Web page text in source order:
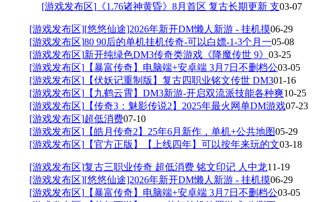
[游戏发布区] 《1.76诸神黄昏》8月首区 复古长期更新 支03-07
[游戏发布区][悠悠仙途]2026年新开DM懒人新游 - 挂机摸06-29
[游戏发布区]80 90后的单机挂机传奇-可以白嫖-1-3个月一05-08
[游戏发布区]新开纯绿色DM3传奇类游戏《降魔传世 9》 03-25
[游戏发布区] 【暴富传奇】电脑端+安卓端 3月7日不删档公03-05
[游戏发布区] 【伏妖记重制版】复古四职业铭文传世 DM301-16
[游戏发布区] 【九鹤云霄】DM3新游-开启双流派技能各种爽10-25
[游戏发布区] 【传奇3：魅影传说2】2025年最火网单DM游戏07-23
[游戏发布区]超低消费07-10
[游戏发布区] 【皓月传奇2】25年6月新作，单机+公共地图05-29
[游戏发布区] 【官方正版】【上线四年】可以按年来玩的文03-18
[游戏发布区]复古三职业传奇 超低消费 铭文印记 人中龙11-19
[游戏发布区][悠悠仙途]2026年新开DM懒人新游 - 挂机摸06-29
[游戏发布区] 【暴富传奇】电脑端+安卓端 3月7日不删档公03-05